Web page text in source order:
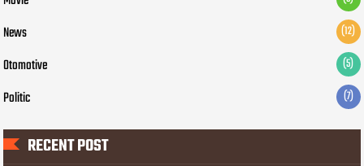
News (12)
Otomotive (5)
Politic (7)
RECENT POST